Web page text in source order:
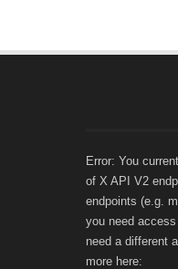
Error: You
of X API V2
endpoints (e.g.
you need
need a different
more here: